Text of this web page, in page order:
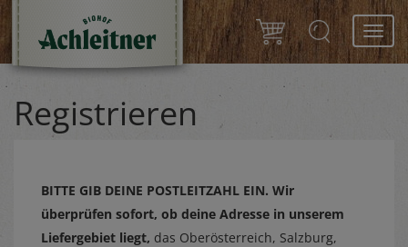
Registrieren
BITTE GIB DEINE POSTLEITZAHL EIN. Wir
überprüfen sofort, ob deine Adresse in unserem
Liefergebiet liegt, das Oberösterreich, Salzburg,